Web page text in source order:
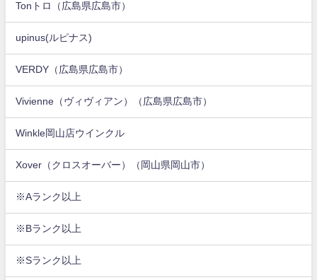
Tonトロ（広島県広島市）
upinus(ルピナス)
VERDY（広島県広島市）
Vivienne（ヴィヴィアン）（広島県広島市）
Winkle岡山店ウインクル
Xover（クロスオーバー）（岡山県岡山市）
※Aランク以上
※Bランク以上
※Sランク以上